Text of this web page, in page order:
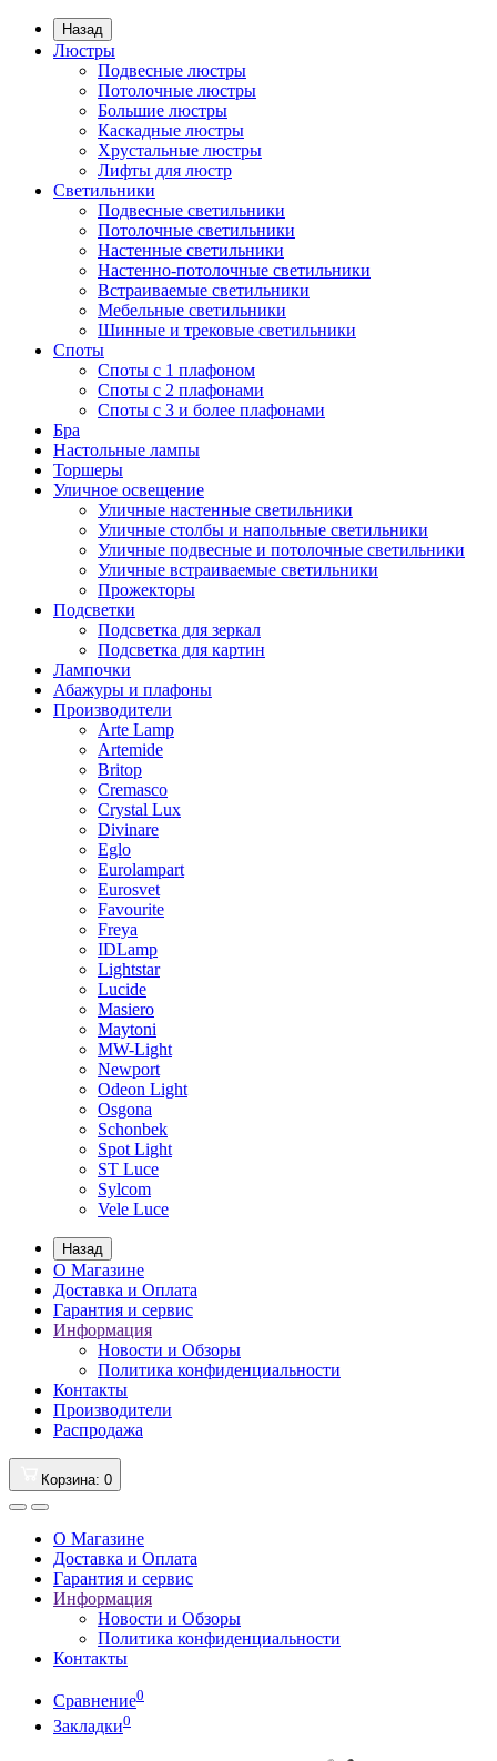
Назад
Люстры
Подвесные люстры
Потолочные люстры
Большие люстры
Каскадные люстры
Хрустальные люстры
Лифты для люстр
Светильники
Подвесные светильники
Потолочные светильники
Настенные светильники
Настенно-потолочные светильники
Встраиваемые светильники
Мебельные светильники
Шинные и трековые светильники
Споты
Споты с 1 плафоном
Споты с 2 плафонами
Споты с 3 и более плафонами
Бра
Настольные лампы
Торшеры
Уличное освещение
Уличные настенные светильники
Уличные столбы и напольные светильники
Уличные подвесные и потолочные светильники
Уличные встраиваемые светильники
Прожекторы
Подсветки
Подсветка для зеркал
Подсветка для картин
Лампочки
Абажуры и плафоны
Производители
Arte Lamp
Artemide
Britop
Cremasco
Crystal Lux
Divinare
Eglo
Eurolampart
Eurosvet
Favourite
Freya
IDLamp
Lightstar
Lucide
Masiero
Maytoni
MW-Light
Newport
Odeon Light
Osgona
Schonbek
Spot Light
ST Luce
Sylcom
Vele Luce
Назад
О Магазине
Доставка и Оплата
Гарантия и сервис
Информация
Новости и Обзоры
Политика конфиденциальности
Контакты
Производители
Распродажа
Корзина: 0
О Магазине
Доставка и Оплата
Гарантия и сервис
Информация
Новости и Обзоры
Политика конфиденциальности
Контакты
Сравнение0
Закладки0